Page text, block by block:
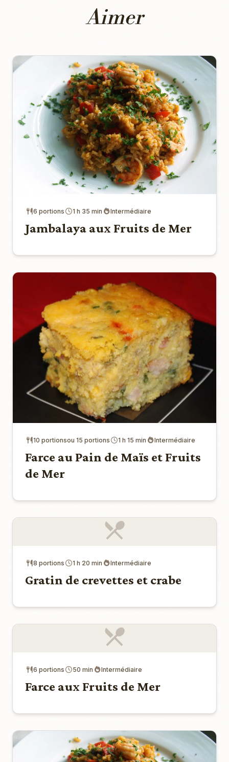
Aimer
6 portions 1 h 35 min Intermédiaire
Jambalaya aux Fruits de Mer
10 portionsou 15 portions 1 h 15 min Intermédiaire
Farce au Pain de Maïs et Fruits
de Mer
8 portions 1 h 20 min Intermédiaire
Gratin de crevettes et crabe
6 portions 50 min Intermédiaire
Farce aux Fruits de Mer